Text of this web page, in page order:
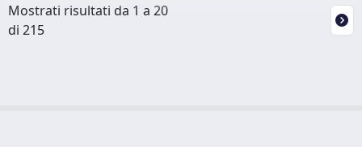
Mostrati risultati da 1 a 20
di 215